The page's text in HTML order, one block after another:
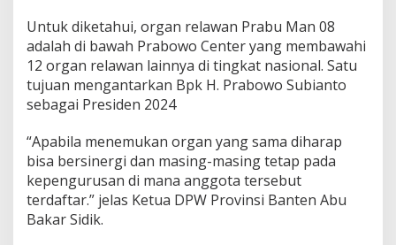
Untuk diketahui, organ relawan Prabu Man 08
adalah di bawah Prabowo Center yang membawahi
12 organ relawan lainnya di tingkat nasional. Satu
tujuan mengantarkan Bpk H. Prabowo Subianto
sebagai Presiden 2024
“Apabila menemukan organ yang sama diharap
bisa bersinergi dan masing-masing tetap pada
kepengurusan di mana anggota tersebut
terdaftar.” jelas Ketua DPW Provinsi Banten Abu
Bakar Sidik.